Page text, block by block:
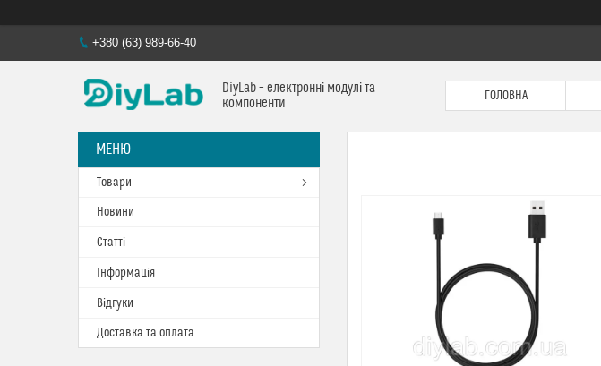
+380 (63) 989-66-40
DiyLab – електронні модулі та
компоненти
ГОЛОВНА
Товари
Новини
Статті
Інформація
Відгуки
Доставка та оплата